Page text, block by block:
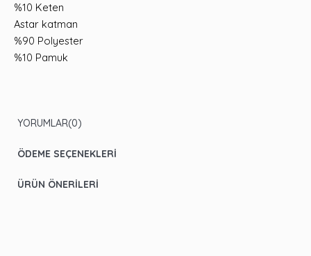
%10 Keten
Astar katman
%90 Polyester
%10 Pamuk
YORUMLAR(0)
ÖDEME SEÇENEKLERI
ÜRÜN ÖNERILERI